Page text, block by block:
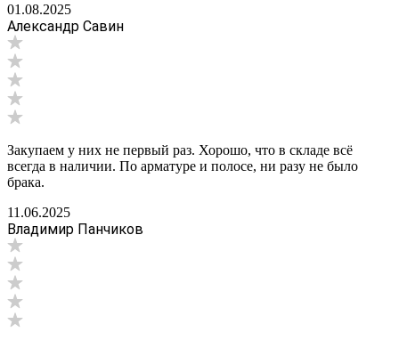
01.08.2025
Александр Савин
Закупаем у них не первый раз. Хорошо, что в складе всё
всегда в наличии. По арматуре и полосе, ни разу не было
брака.
11.06.2025
Владимир Панчиков